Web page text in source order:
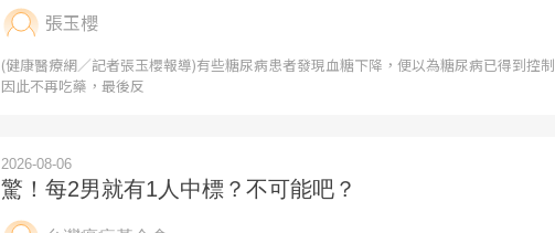
張玉櫻
(健康醫療網／記者張玉櫻報導)有些糖尿病患者發現血糖下降，便以為糖尿病已得到控制
因此不再吃藥，最後反